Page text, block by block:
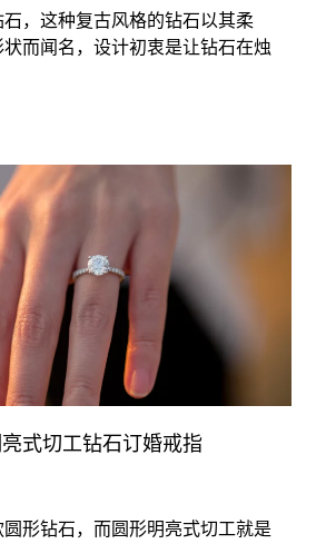
，这种复古风格的钻石以其柔
而闻名，设计初衷是让钻石在烛
式切工钻石订婚戒指
形钻石，而圆形明亮式切工就是